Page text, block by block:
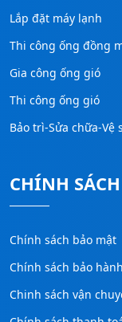
Lắp đặt máy lạnh
Thi công ống đồng
Gia công ống gió
Thi công ống gió
Bảo trì-Sửa chữa-Vệ
CHÍNH SÁCH
Chính sách bảo mật
Chính sách bảo hành
Chinh sách vận